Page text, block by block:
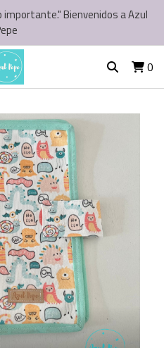
importante." Bienvenidos a Azul
0